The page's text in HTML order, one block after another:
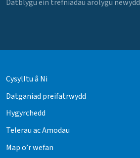
Datblygu ein trefniadau arolygu newydd
Cysylltu â Ni
Datganiad preifatrwydd
Hygyrchedd
Telerau ac Amodau
Map o’r wefan